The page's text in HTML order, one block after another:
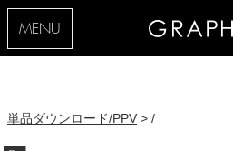
MENU
単品ダウンロード/PPV > /